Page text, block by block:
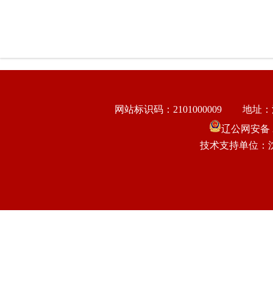
网站标识码：2101000009
地址
辽公网安备
技术支持单位：